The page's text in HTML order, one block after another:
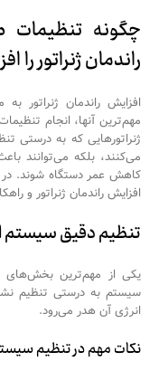
چگونه
راندمان ژنراتور
افزایش راندمان ژنراتور
مهم‌ترین آنها، انجام
ژنراتورهایی که به درستی
می‌کنند، بلکه می‌توانند
کاهش عمر دستگاه شوند.
افزایش راندمان ژنراتور و
تنظیم دقیق سیستم
یکی از مهم‌ترین بخش‌های
سیستم به درستی تنظیم
انرژی آن هدر می‌رود.
نکات مهم در تنظیم